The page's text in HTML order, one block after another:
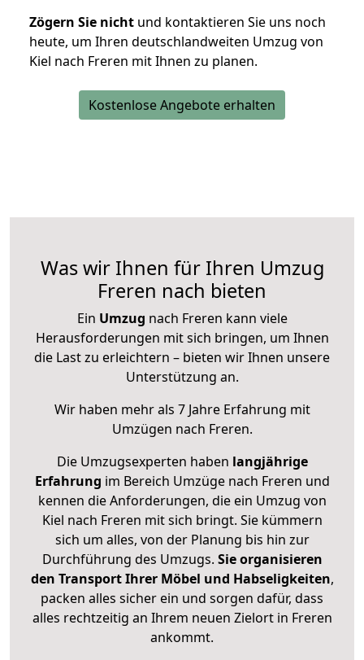
Zögern Sie nicht und kontaktieren Sie uns noch
heute, um Ihren deutschlandweiten Umzug von
Kiel nach Freren mit Ihnen zu planen.
Kostenlose Angebote erhalten
Was wir Ihnen für Ihren Umzug
Freren nach bieten
Ein Umzug nach Freren kann viele
Herausforderungen mit sich bringen, um Ihnen
die Last zu erleichtern – bieten wir Ihnen unsere
Unterstützung an.
Wir haben mehr als 7 Jahre Erfahrung mit
Umzügen nach Freren.
Die Umzugsexperten haben langjährige
Erfahrung im Bereich Umzüge nach Freren und
kennen die Anforderungen, die ein Umzug von
Kiel nach Freren mit sich bringt. Sie kümmern
sich um alles, von der Planung bis hin zur
Durchführung des Umzugs. Sie organisieren
den Transport Ihrer Möbel und Habseligkeiten,
packen alles sicher ein und sorgen dafür, dass
alles rechtzeitig an Ihrem neuen Zielort in Freren
ankommt.